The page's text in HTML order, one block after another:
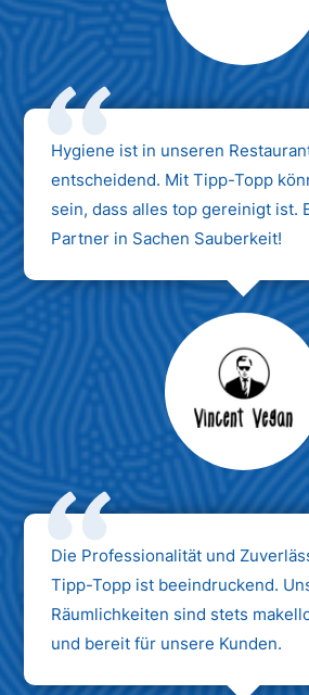
Hygiene ist in unseren
entscheidend. Mit Tipp-Topp
sein, dass alles top gereinigt ist.
Partner in Sachen Sauberkeit!
Max Mustermann
Unternehmen AG
Die Professionalität und
Tipp-Topp ist beeindruckend.
Räumlichkeiten sind stets
und bereit für unsere Kunden.